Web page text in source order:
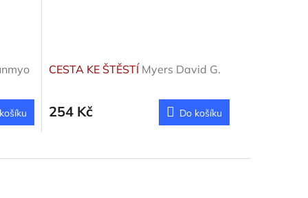
CESTA KE ŠTĚSTÍ Myers David G.
254 Kč Do košíku